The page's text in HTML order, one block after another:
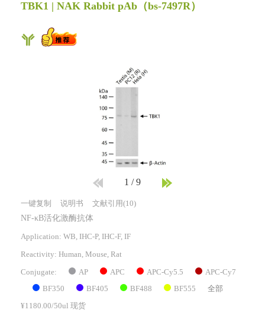
TBK1 | NAK Rabbit pAb （bs-7497R）
1 /9
一键复制 说明书 文献引用(10)
NF-κB活化激酶抗体
Application: WB, IHC-P, IHC-F, IF
Reactivity: Human, Mouse, Rat
Conjugate: AP APC APC-Cy5.5 APC-Cy7
BF350 BF405 BF488 BF555 全部
¥1180.00/50ul 现货